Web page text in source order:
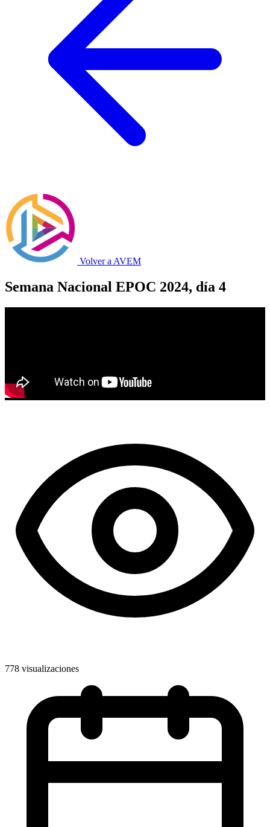
Volver a AVEM
Semana Nacional EPOC 2024, día 4
778 visualizaciones